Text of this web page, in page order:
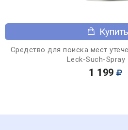
Купить
Средство для поиска мест
Leck-Such-Spray
1 199